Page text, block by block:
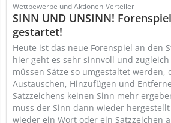
Wettbewerbe und Aktionen-Verteiler
SINN UND UNSINN!
gestartet!
Heute ist das neue Forenspiel an den
hier geht es sehr sinnvoll und
müssen Sätze so umgestaltet werden,
Austauschen, Hinzufügen und
Satzzeichens keinen Sinn mehr
muss der Sinn dann wieder
wieder ein Wort oder ein Satzzeichen